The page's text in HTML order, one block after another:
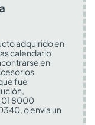
adquirido en
calendario
en
fue
01 8000
o envía un